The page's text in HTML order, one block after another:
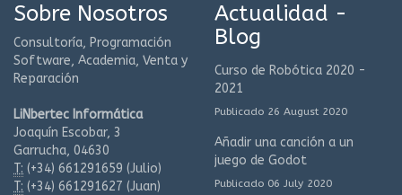
Sobre Nosotros
Consultoría, Programación
Software, Academia, Venta y
Reparación
LiNbertec Informática
Joaquín Escobar, 3
Garrucha, 04630
T: (+34) 661291659 (Julio)
T: (+34) 661291627 (Juan)
Actualidad -
Blog
Curso de Robótica 2020 -
2021
Publicado 26 August 2020
Añadir una canción a un
juego de Godot
Publicado 06 July 2020